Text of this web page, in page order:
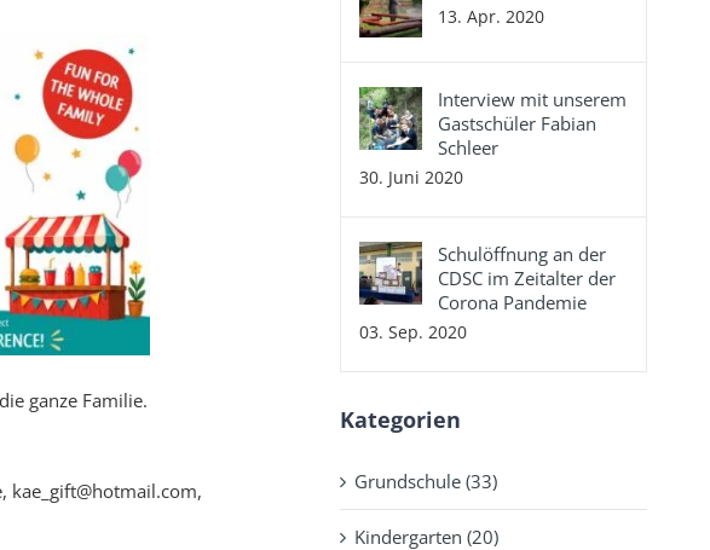
ganze Familie.
kae_gift@hotmail.com,
13. Apr. 2020
Interview mit unserem
Gastschüler Fabian
Schleer
30. Juni 2020
Schulöffnung an der
CDSC im Zeitalter der
Corona Pandemie
03. Sep. 2020
Kategorien
Grundschule (33)
Kindergarten (20)